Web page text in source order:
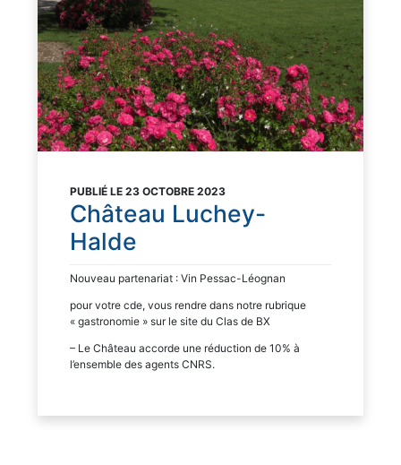
PUBLIÉ LE 23 OCTOBRE 2023
Château Luchey-
Halde
Nouveau partenariat : Vin Pessac-Léognan
pour votre cde, vous rendre dans notre rubrique
« gastronomie » sur le site du Clas de BX
– Le Château accorde une réduction de 10% à
l’ensemble des agents CNRS.